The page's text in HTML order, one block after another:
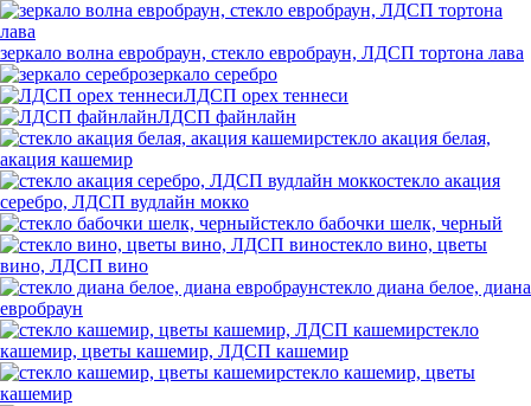
зеркало волна евробраун, стекло евробраун, ЛДСП тортона лава
зеркало серебро
ЛДСП орех теннеси
ЛДСП файнлайн
стекло акация белая,
акация кашемир
стекло акация
серебро, ЛДСП вудлайн мокко
стекло бабочки шелк, черный
стекло вино, цветы
вино, ЛДСП вино
стекло диана белое, диана
евробраун
стекло
кашемир, цветы кашемир, ЛДСП кашемир
стекло кашемир, цветы
кашемир